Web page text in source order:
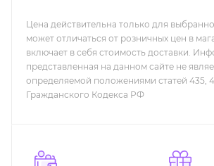
Цена действительна только для
может отличаться от розничных цен в
включает в себя стоимость доставки.
представленная на данном сайте не
определяемой положениями статей 435,
Гражданского Кодекса РФ